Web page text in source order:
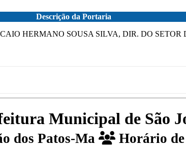
Descrição da Portaria
HERMANO SOUSA SILVA, DIR. DO
Municipal de São
dos Patos-Ma
Horário de